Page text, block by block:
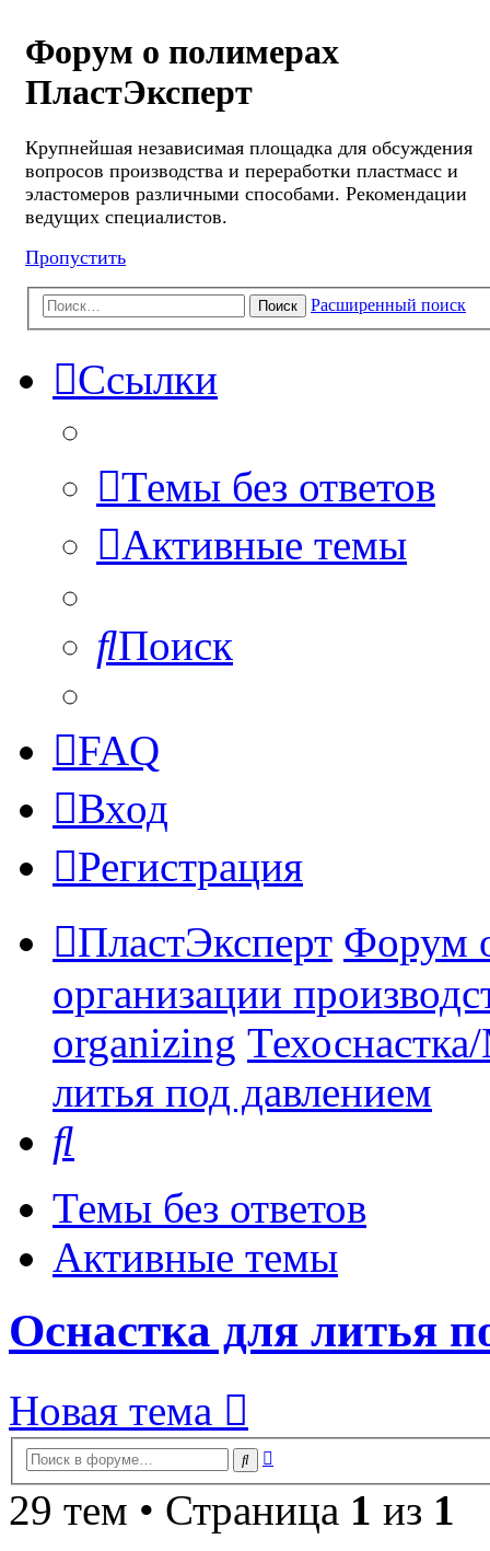
Форум о полимерах
ПластЭксперт
Крупнейшая независимая площадка для обсуждения
вопросов производства и переработки пластмасс и
эластомеров различными способами. Рекомендации
ведущих специалистов.
Пропустить
Поиск Расширенный поиск
Ссылки
Темы без ответов
Активные темы
Поиск
FAQ
Вход
Регистрация
ПластЭксперт Форум
организации
organizing
литья под давлением
Темы без ответов
Активные темы
Оснастка для литья
Новая тема
Поиск
29 тем • Страница 1 из 1